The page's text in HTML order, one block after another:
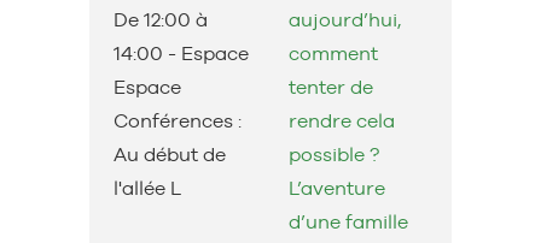
De 12:00 à
14:00 - Espace
Espace
Conférences :
Au début de
l'allée L
aujourd’hui,
comment
tenter de
rendre cela
possible ?
L’aventure
d’une famille